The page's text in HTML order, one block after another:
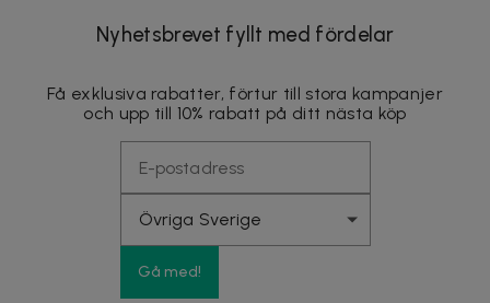
Nyhetsbrevet fyllt med fördelar
Få exklusiva rabatter, förtur till stora kampanjer
och upp till 10% rabatt på ditt nästa köp
Gå med!